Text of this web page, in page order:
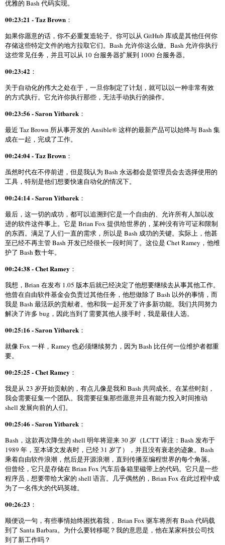
优雅的 Bash 代码实现。
00:23:21 - Taz Brown ：
如果你愿意的话，你不必重复造轮子。你可以从 GitHub 库或是其他任何你
存储这些特定文件的地方拉取它们。Bash 允许你这么做。Bash 允许你执行
这些常见任务，并且可以从 10 台服务器扩展到 1000 台服务器。
00:23:42 ：
关于自动化的伟大之处在于，一旦你制定了计划，就可以以一种非常有效
的方式执行。它允许你执行那些，无法手动执行的操作。
00:23:56 - Saron Yitbarek ：
最近 Taz Brown 所从事开发的 Ansible® 这样的最新产品可以始终与 Bash 集
成在一起，完成了工作。
00:24:04 - Taz Brown ：
虽然时代在不停前进，但是我认为 Bash 永远都会是管理员会去选择使用的
工具，特别是他们想要快速自动化的情况下。
00:24:14 - Saron Yitbarek ：
最后，这一切的成功，都可以追溯到它是一个自由的、允许所有人加以改
进的软件这件事上。它是 Brian Fox 提供给世界的，某种没有许可证和限制
的东西。满足了人们一直的需求，所以是 Bash 成功的关键。实际上，他甚
至已经不再主管 Bash 开发已经很长一段时间了。这位是 Chet Ramey，他维
护了 Bash 数十年。
00:24:38 - Chet Ramey ：
我想，Brian 在发布 1.05 版本后就已经决定了他想要继续去从事其他工作。
他曾在自由软件基金会负责过其他任务，他想做除了 Bash 以外的事情，而
我是 Bash 最活跃的贡献者。他和我一起开发了许多新功能。我们共同努力
解决了许多 bug，因此当到了需要其他人接手时，我是最佳人选。
00:25:16 - Saron Yitbarek ：
就像 Fox 一样，Ramey 也必须继续努力，因为 Bash 比任何一位维护者都重
要。
00:25:25 - Chet Ramey ：
我是从 23 岁开始贡献的，有点儿像是我和 Bash 共同成长。在某些时刻，
我会需要征集一个团队。我需要征集那些愿意并且有能力投入时间推动
shell 发展向前的人们。
00:25:46 - Saron Yitbarek ：
Bash，这款再次降生的 shell 明年将迎来 30 岁（LCTT 译注：Bash 发布于
1989 年，至本译文发表时，已经 31 岁了），并且没有衰老的迹象。Bash
乘着自由软件浪潮，然后是开源浪潮，直到传播至编程世界的每个角落。
但曾经，它只是存储在 Brian Fox 汽车后备箱里磁带上的代码。它只是一些
程序员，想要带给大家的 shell 语言。几乎偶然的，Brian Fox 在此过程中成
为了一名伟大的代码英雄。
00:26:23 ：
顺便说一句，有些事情始终困扰着我， Brian Fox 驱车将所有 Bash 代码载
到了 Santa Barbara。为什么要转移呢？我的意思是，他在某家科技公司找
到了新工作吗？